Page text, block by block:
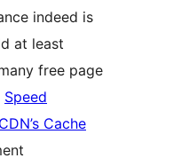
indeed is
at least
free page
Speed
Cache